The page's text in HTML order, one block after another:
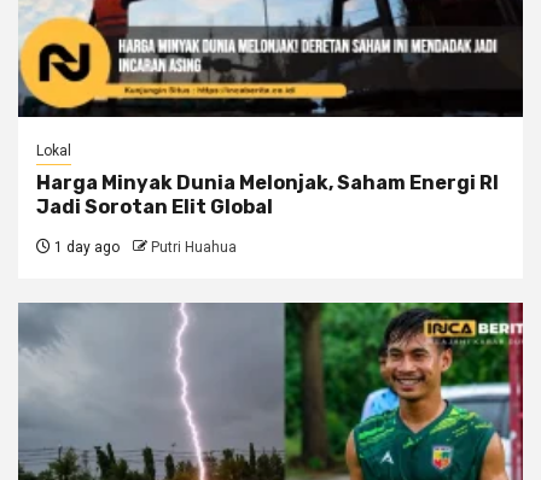
Lokal
Harga Minyak Dunia Melonjak, Saham Energi RI
Jadi Sorotan Elit Global
1 day ago Putri Huahua